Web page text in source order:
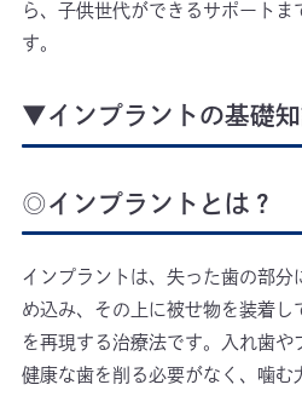
ら、子供世代ができるサポートま
す。
▼インプラントの基礎
◎インプラントとは？
インプラントは、失った歯の部分
め込み、その上に被せ物を装着し
を再現する治療法です。入れ歯や
健康な歯を削る必要がなく、噛む